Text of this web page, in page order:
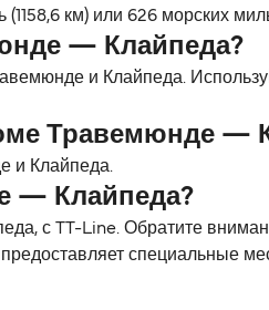
км) или 626 морских
— Клайпеда?
и Клайпеда.
Травемюнде —
и Клайпеда.
— Клайпеда?
с TT-Line. Обратите
специальные